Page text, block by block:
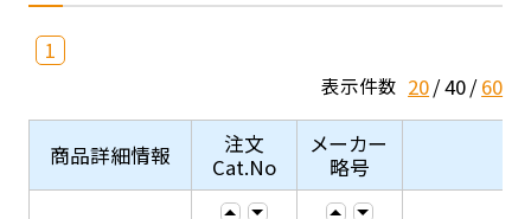
1
表示件数 20 40 60
商品詳細情報
注文
Cat.No
メーカー
略号